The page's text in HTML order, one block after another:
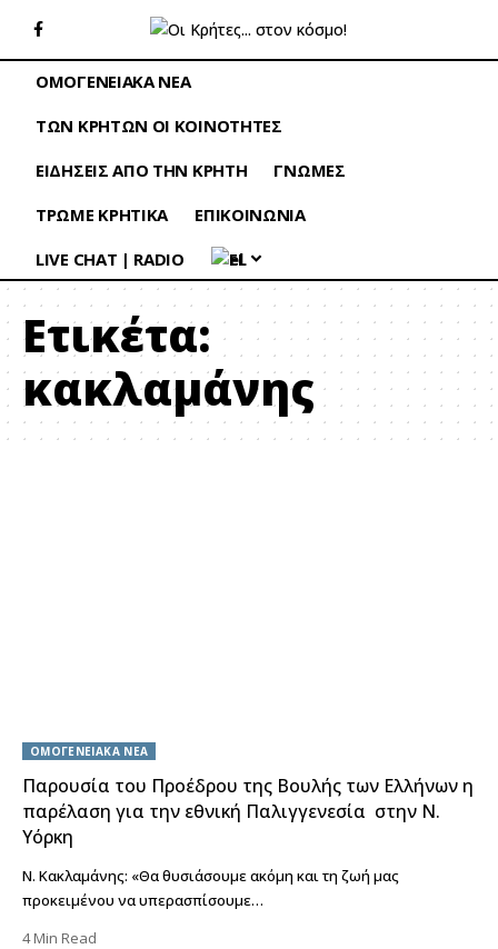
ΟΜΟΓΕΝΕΙΑΚΑ ΝΕΑ
ΤΩΝ ΚΡΗΤΩΝ ΟΙ ΚΟΙΝΟΤΗΤΕΣ
ΕΙΔΗΣΕΙΣ ΑΠΟ ΤΗΝ ΚΡΗΤΗ
ΓΝΩΜΕΣ
ΤΡΩΜΕ ΚΡΗΤΙΚΑ
ΕΠΙΚΟΙΝΩΝΙΑ
LIVE CHAT | RADIO
EL
Ετικέτα:
κακλαμάνης
ΟΜΟΓΕΝΕΙΑΚΑ ΝΕΑ
Παρουσία του Προέδρου της Βουλής των Ελλήνων η
παρέλαση για την εθνική Παλιγγενεσία στην Ν.
Υόρκη
Ν. Κακλαμάνης: «Θα θυσιάσουμε ακόμη και τη ζωή μας
προκειμένου να υπερασπίσουμε…
4 Min Read